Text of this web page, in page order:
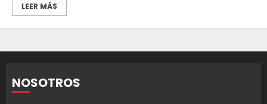
LEER MÁS
NOSOTROS